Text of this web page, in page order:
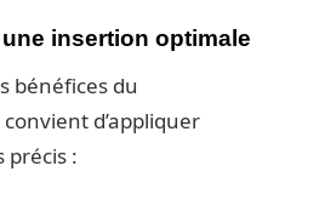
insertion optimale
bénéfices du
d’appliquer
précis :